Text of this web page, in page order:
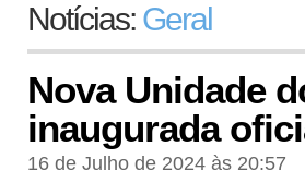
Notícias: Geral
Nova Unidade
inaugurada
16 de Julho de 2024 às 20:57